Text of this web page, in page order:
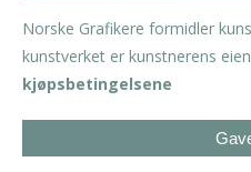
Norske Grafikere formidler
kunstverket er kunstnerens
kjøpsbetingelsene